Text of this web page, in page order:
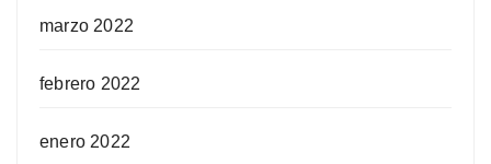
marzo 2022
febrero 2022
enero 2022